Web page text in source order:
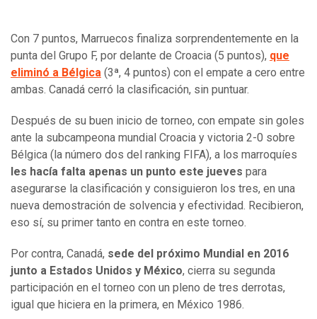
Con 7 puntos, Marruecos finaliza sorprendentemente en la
punta del Grupo F, por delante de Croacia (5 puntos), que
eliminó a Bélgica (3ª, 4 puntos) con el empate a cero entre
ambas. Canadá cerró la clasificación, sin puntuar.
Después de su buen inicio de torneo, con empate sin goles
ante la subcampeona mundial Croacia y victoria 2-0 sobre
Bélgica (la número dos del ranking FIFA), a los marroquíes
les hacía falta apenas un punto este jueves para
asegurarse la clasificación y consiguieron los tres, en una
nueva demostración de solvencia y efectividad. Recibieron,
eso sí, su primer tanto en contra en este torneo.
Por contra, Canadá, sede del próximo Mundial en 2016
junto a Estados Unidos y México, cierra su segunda
participación en el torneo con un pleno de tres derrotas,
igual que hiciera en la primera, en México 1986.